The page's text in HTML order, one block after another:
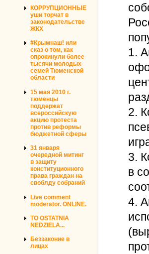
КОРРУПЦИОННЫЕ
уши торчат в
законодательстве
ЖКХ
#Крымнаш! или
сказ о том, как
опрокинули более
тысячи молодых
семей Тюменской
области
15 мая 2010 г.
тюменцы
поддержат
всероссийскую
акцию протеста
против реформы
бюджетной сферы
31 января
очередной митинг
в защиту
конституционного
права граждан на
своблду собраний
Live comment
moderator. ONLINE.
TO OSTATNIA
NEDZIELA...
Беззаконие в
лицах
1.
2.
3.
в
4.